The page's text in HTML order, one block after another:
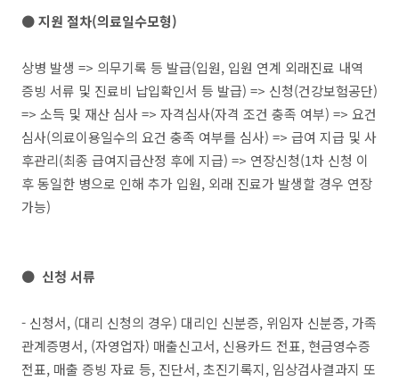
● 지원 절차(의료일수모형)
상병 발생 => 의무기록 등 발급(입원, 입원 연계 외래진료 내역
증빙 서류 및 진료비 납입확인서 등 발급) => 신청(건강보험공단)
=> 소득 및 재산 심사 => 자격심사(자격 조건 충족 여부) => 요건
심사(의료이용일수의 요건 충족 여부를 심사) => 급여 지급 및 사
후관리(최종 급여지급산정 후에 지급) => 연장신청(1차 신청 이
후 동일한 병으로 인해 추가 입원, 외래 진료가 발생할 경우 연장
가능)
● 신청 서류
- 신청서, (대리 신청의 경우) 대리인 신분증, 위임자 신분증, 가족
관계증명서, (자영업자) 매출신고서, 신용카드 전표, 현금영수증
전표, 매출 증빙 자료 등, 진단서, 초진기록지, 임상검사결과지 또